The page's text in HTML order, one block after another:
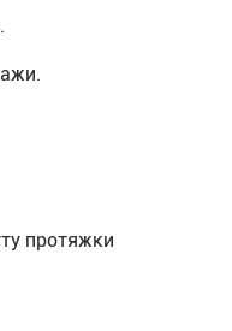
протяжки